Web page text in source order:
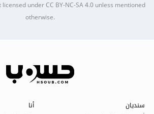
licensed underCC BY-NC-SA 4.0unless mentioned
otherwise.